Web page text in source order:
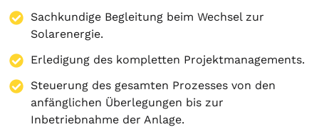
Sachkundige Begleitung beim Wechsel zur
Solarenergie.
Erledigung des kompletten Projektmanagements.
Steuerung des gesamten Prozesses von den
anfänglichen Überlegungen bis zur
Inbetriebnahme der Anlage.